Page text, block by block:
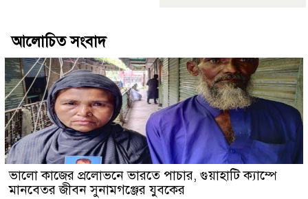
আলোচিত সংবাদ
ভালো কাজের প্রলোভনে ভারতে পাচার, গুয়াহাটি ক্যাম্পে
মানবেতর জীবন সুনামগঞ্জের যুবকের